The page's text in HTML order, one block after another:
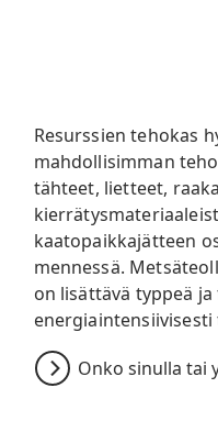
Resurssien tehokas
mahdollisimman
tähteet, lietteet,
kaatopaikkajätteen
mennessä.
on lisättävä typpeä
Onko sinulla tai